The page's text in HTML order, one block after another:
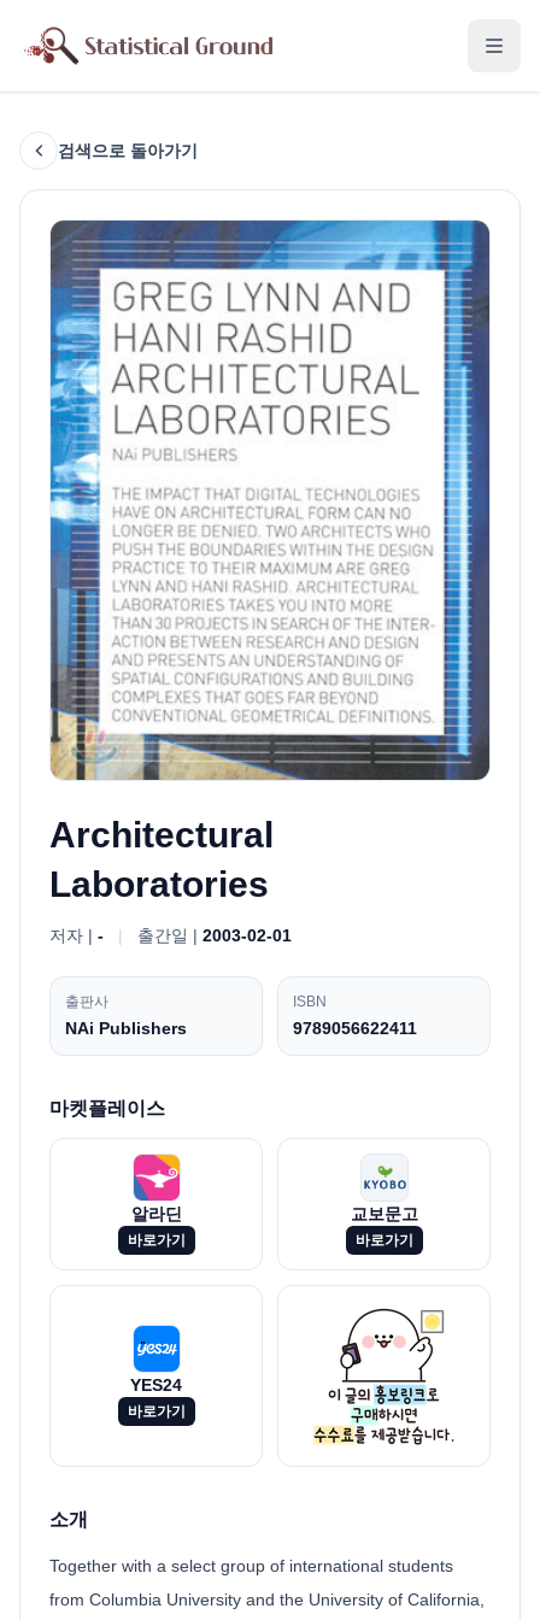
검색으로 돌아가기
Architectural
Laboratories
저자 | - | 출간일 | 2003-02-01
출판사
NAi Publishers
ISBN
9789056622411
마켓플레이스
알라딘
바로가기
교보문고
바로가기
YES24
바로가기
소개
Together with a select group of international students
from Columbia University and the University of California,